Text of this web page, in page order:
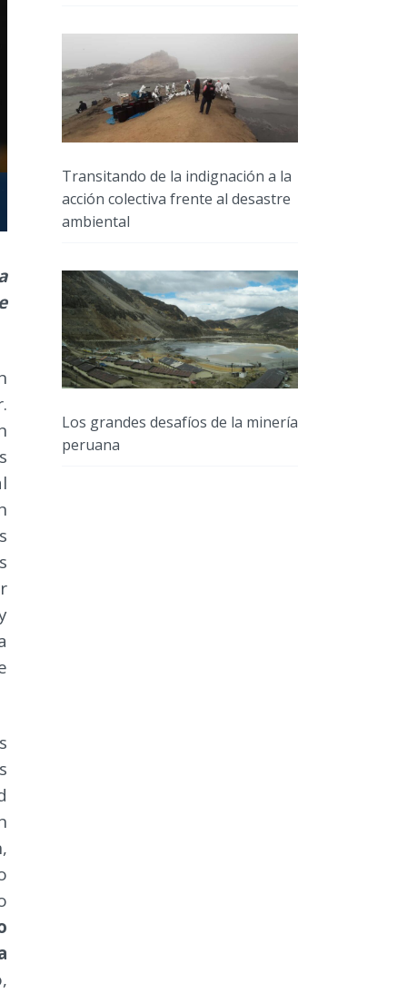
Transitando de la indignación a la
acción colectiva frente al desastre
ambiental
Los grandes desafíos de la minería
peruana